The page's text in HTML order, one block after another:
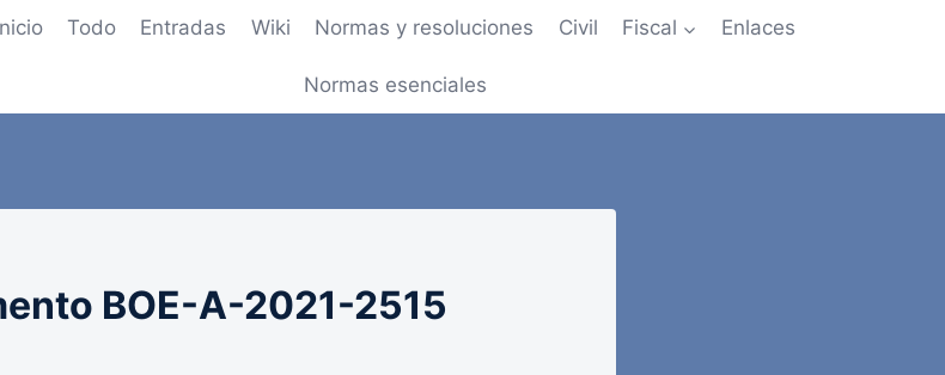
Todo Entradas Wiki Normas y resoluciones Civil Fiscal Enlaces
Normas esenciales
BOE-A-2021-2515